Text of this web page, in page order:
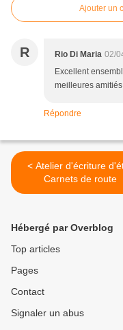
Ajouter un
R Rio Di Maria 02/
Excellent
meilleures
Répondre
< Atelier d'écriture d'été:
Carnets de route
Hébergé par Overblog
Top articles
Pages
Contact
Signaler un abus